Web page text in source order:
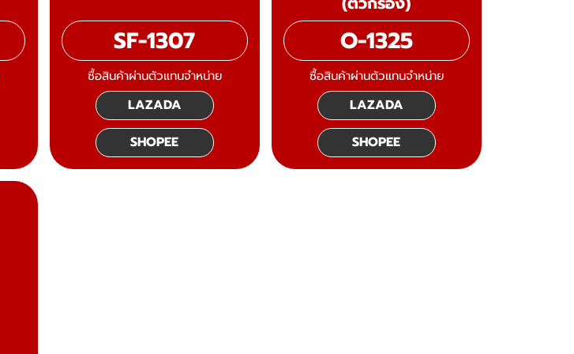
SF-1307
ซื้อสินค้าผ่านตัวแทนจำหน่าย
LAZADA
SHOPEE
O-1325
ซื้อสินค้าผ่านตัวแทนจำหน่าย
LAZADA
SHOPEE